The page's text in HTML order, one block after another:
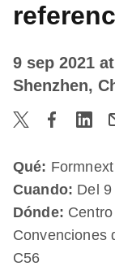
9 sep 2021
Shenzhen,
Qué:
Cuando: Del
Dónde:
Convenciones
C56